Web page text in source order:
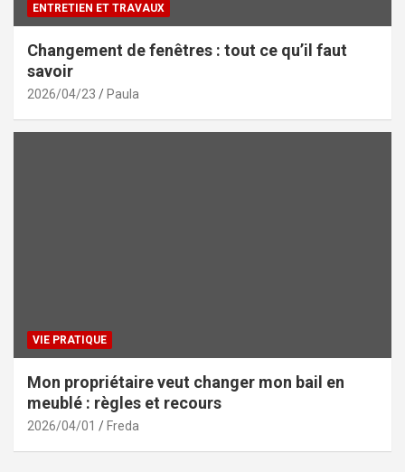
ENTRETIEN ET TRAVAUX
Changement de fenêtres : tout ce qu’il faut
savoir
2026/04/23 Paula
VIE PRATIQUE
Mon propriétaire veut changer mon bail en
meublé : règles et recours
2026/04/01 Freda